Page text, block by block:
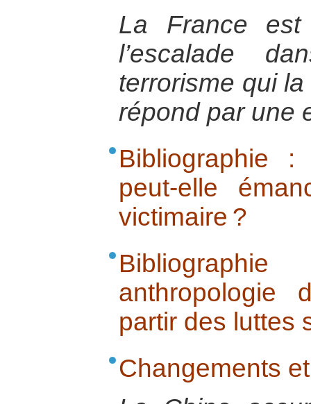
La France
l’escalade
terrorisme qui
répond par une
Bibliographie
peut-elle
victimaire ?
anthropologie
partir des luttes
Changements